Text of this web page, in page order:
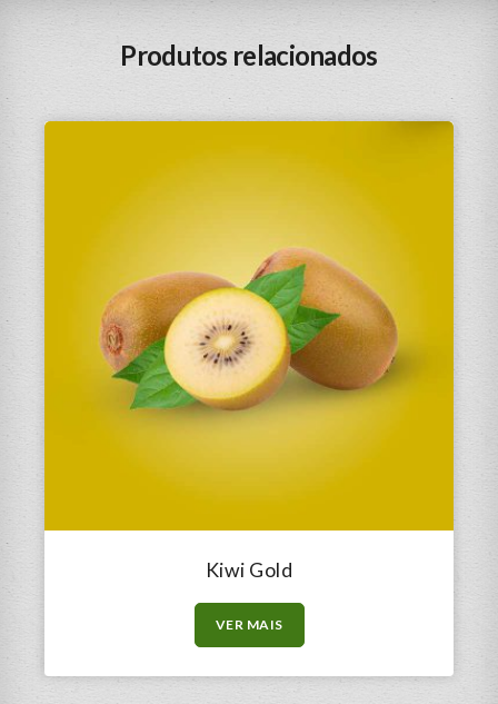
Produtos relacionados
Kiwi Gold
VER MAIS